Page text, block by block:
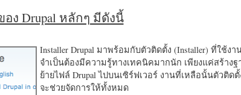
ง Drupal หลักๆ มีดังนี้
Installer Drupal มาพร้อมกับตัวติดตั้ง (Installer) ที่ใช้งา
จำเป็นต้องมีความรู้ทางเทคนิคมากนัก เพียงแค่สร้าง
ย้ายไฟล์ Drupal ไปบนเซิร์ฟเวอร์ งานที่เหลือนั้นตัวติดตั้
จะช่วยจัดการให้ทั้งหมด